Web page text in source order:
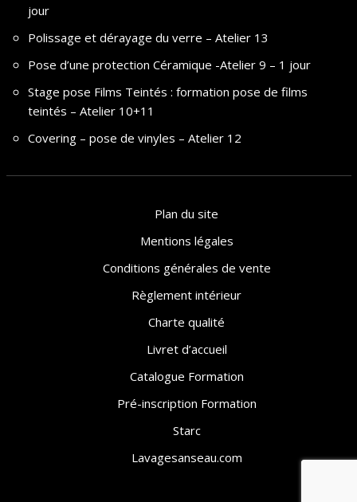
jour
Polissage et dérayage du verre – Atelier 13
Pose d’une protection Céramique -Atelier 9 – 1 jour
Stage pose Films Teintés : formation pose de films
teintés – Atelier 10+11
Covering – pose de vinyles – Atelier 12
Plan du site
Mentions légales
Conditions générales de vente
Règlement intérieur
Charte qualité
Livret d’accueil
Catalogue Formation
Pré-inscription Formation
Starc
Lavagesanseau.com